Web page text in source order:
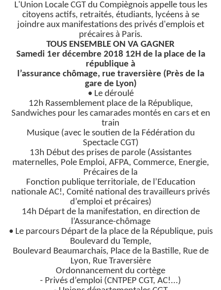
L'Union Locale CGT du Compiègnois appelle tous les
citoyens actifs, retraités, étudiants, lycéens à se
joindre aux manifestations des privés d'emplois et
précaires à Paris.
TOUS ENSEMBLE ON VA GAGNER
Samedi 1er décembre 2018 12H de la place de la
république à
l’assurance chômage, rue traversière (Près de la
gare de Lyon)
• Le déroulé
12h Rassemblement place de la République,
Sandwiches pour les camarades montés en cars et en
train
Musique (avec le soutien de la Fédération du
Spectacle CGT)
13h Début des prises de parole (Assistantes
maternelles, Pole Emploi, AFPA, Commerce, Energie,
Précaires de la
Fonction publique territoriale, de l’Education
nationale AC!, Comité national des travailleurs privés
d’emploi et précaires)
14h Départ de la manifestation, en direction de
l’Assurance-chômage
• Le parcours Départ de la place de la République, puis
Boulevard du Temple,
Boulevard Beaumarchais, Place de la Bastille, Rue de
Lyon, Rue Traversière
Ordonnancement du cortège
- Privés d’emploi (CNTPEP CGT, AC!...)